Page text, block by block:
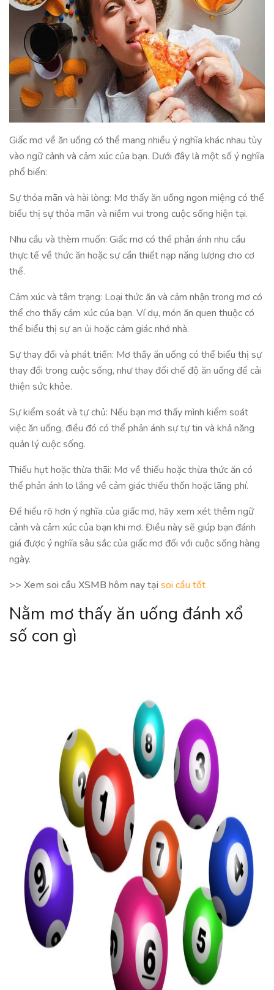
Giấc mơ về ăn uống có thể mang nhiều ý nghĩa khác nhau tùy
vào ngữ cảnh và cảm xúc của bạn. Dưới đây là một số ý nghĩa
phổ biến:
Sự thỏa mãn và hài lòng: Mơ thấy ăn uống ngon miệng có thể
biểu thị sự thỏa mãn và niềm vui trong cuộc sống hiện tại.
Nhu cầu và thèm muốn: Giấc mơ có thể phản ánh nhu cầu
thực tế về thức ăn hoặc sự cần thiết nạp năng lượng cho cơ
thể.
Cảm xúc và tâm trạng: Loại thức ăn và cảm nhận trong mơ có
thể cho thấy cảm xúc của bạn. Ví dụ, món ăn quen thuộc có
thể biểu thị sự an ủi hoặc cảm giác nhớ nhà.
Sự thay đổi và phát triển: Mơ thấy ăn uống có thể biểu thị sự
thay đổi trong cuộc sống, như thay đổi chế độ ăn uống để cải
thiện sức khỏe.
Sự kiểm soát và tự chủ: Nếu bạn mơ thấy mình kiểm soát
việc ăn uống, điều đó có thể phản ánh sự tự tin và khả năng
quản lý cuộc sống.
Thiếu hụt hoặc thừa thãi: Mơ về thiếu hoặc thừa thức ăn có
thể phản ánh lo lắng về cảm giác thiếu thốn hoặc lãng phí.
Để hiểu rõ hơn ý nghĩa của giấc mơ, hãy xem xét thêm ngữ
cảnh và cảm xúc của bạn khi mơ. Điều này sẽ giúp bạn đánh
giá được ý nghĩa sâu sắc của giấc mơ đối với cuộc sống hàng
ngày.
>> Xem soi cầu XSMB hôm nay tại soi cầu tốt
Nằm mơ thấy ăn uống đánh xổ
số con gì